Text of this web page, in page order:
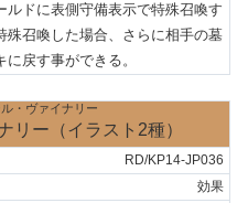
ルドに表側守備表示で特殊召喚す
殊召喚した場合、さらに相手の墓
戻す事ができる。
・ヴァイナリー
リー（イラスト2種）
RD/KP14-JP036
効果